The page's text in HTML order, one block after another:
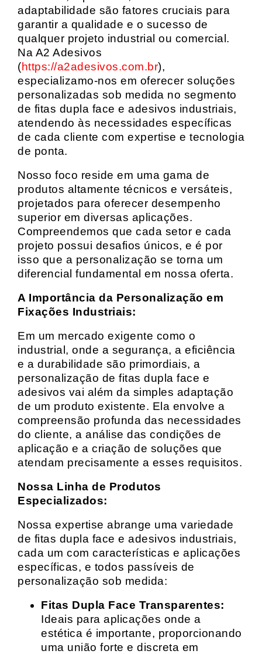
adaptabilidade são fatores cruciais para
garantir a qualidade e o sucesso de
qualquer projeto industrial ou comercial.
Na A2 Adesivos
(https://a2adesivos.com.br),
especializamo-nos em oferecer soluções
personalizadas sob medida no segmento
de fitas dupla face e adesivos industriais,
atendendo às necessidades específicas
de cada cliente com expertise e tecnologia
de ponta.
Nosso foco reside em uma gama de
produtos altamente técnicos e versáteis,
projetados para oferecer desempenho
superior em diversas aplicações.
Compreendemos que cada setor e cada
projeto possui desafios únicos, e é por
isso que a personalização se torna um
diferencial fundamental em nossa oferta.
A Importância da Personalização em
Fixações Industriais:
Em um mercado exigente como o
industrial, onde a segurança, a eficiência
e a durabilidade são primordiais, a
personalização de fitas dupla face e
adesivos vai além da simples adaptação
de um produto existente. Ela envolve a
compreensão profunda das necessidades
do cliente, a análise das condições de
aplicação e a criação de soluções que
atendam precisamente a esses requisitos.
Nossa Linha de Produtos
Especializados:
Nossa expertise abrange uma variedade
de fitas dupla face e adesivos industriais,
cada um com características e aplicações
específicas, e todos passíveis de
personalização sob medida:
Fitas Dupla Face Transparentes:
Ideais para aplicações onde a
estética é importante, proporcionando
uma união forte e discreta em